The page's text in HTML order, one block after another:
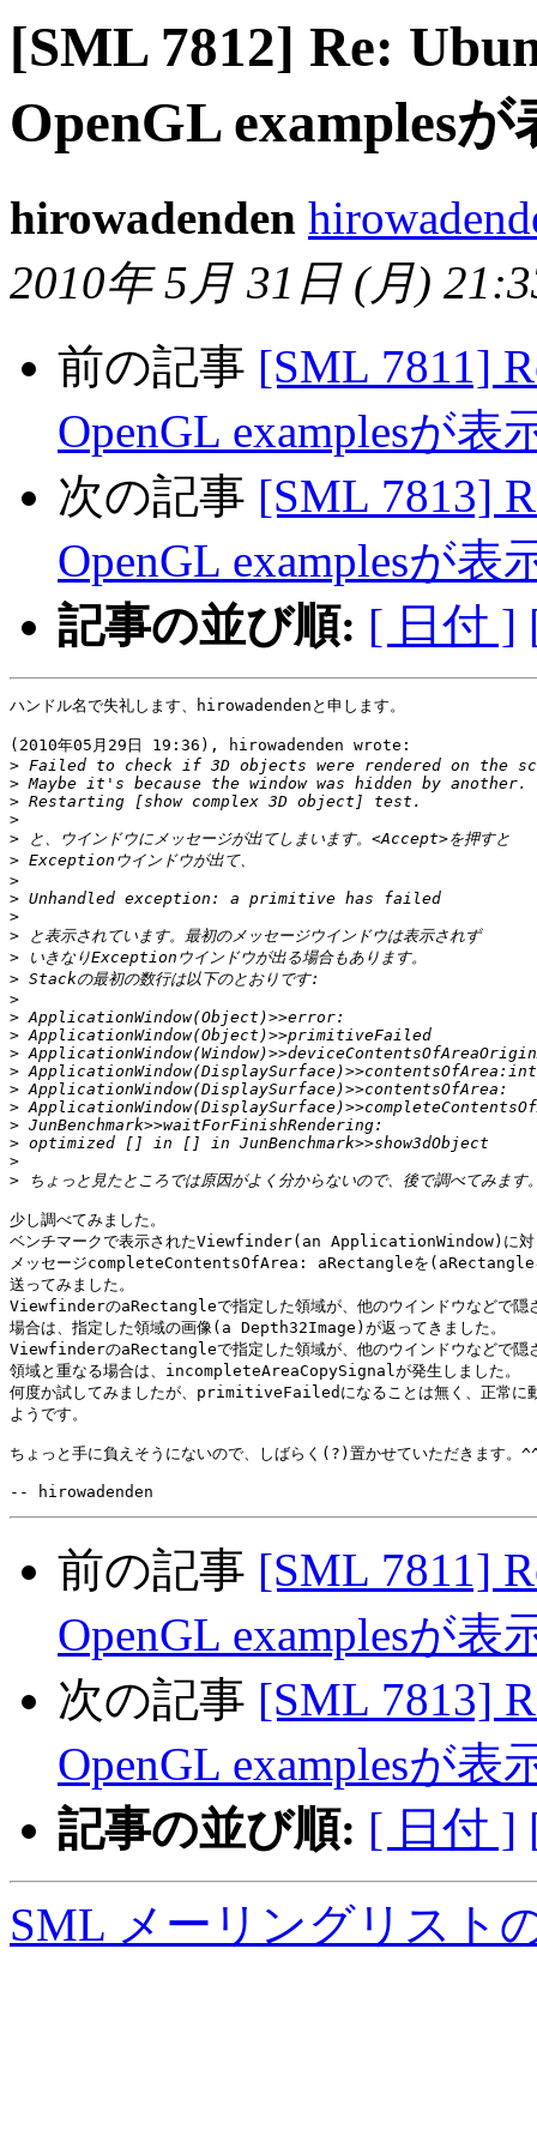
[SML 7812] Re:
OpenGL examples
hirowadenden
2010年 5月 31日 (月)
前の記事 [SML 7811]
OpenGL examplesが
次の記事 [SML 7813]
OpenGL examplesが
記事の並び順: [ 日付 ]
ハンドル名で失礼します、hirowadendenと申します。
(2010年05月29日 19:36), hirowadenden wrote:
>
>
>
>
>
>
>
>
>
>
>
>
>
>
>
>
>
>
>
>
>
>
>
少し調べてみました。
ベンチマークで表示されたViewfinder(an ApplicationWindow)に対
メッセージcompleteContentsOfArea: aRectangleを(aRectangle
送ってみました。
ViewfinderのaRectangleで指定した領域が、他のウインドウなどで隠
場合は、指定した領域の画像(a Depth32Image)が返ってきました。
ViewfinderのaRectangleで指定した領域が、他のウインドウなどで隠
領域と重なる場合は、incompleteAreaCopySignalが発生しました。
何度か試してみましたが、primitiveFailedになることは無く、正常に
ようです。
ちょっと手に負えそうにないので、しばらく(?)置かせていただきます
前の記事 [SML 7811]
OpenGL examplesが
次の記事 [SML 7813]
OpenGL examplesが
記事の並び順: [ 日付 ]
SML メーリングリスト